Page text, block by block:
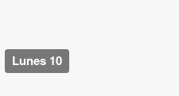
Lunes 10